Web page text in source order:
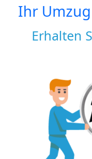
Ihr
Erhalten